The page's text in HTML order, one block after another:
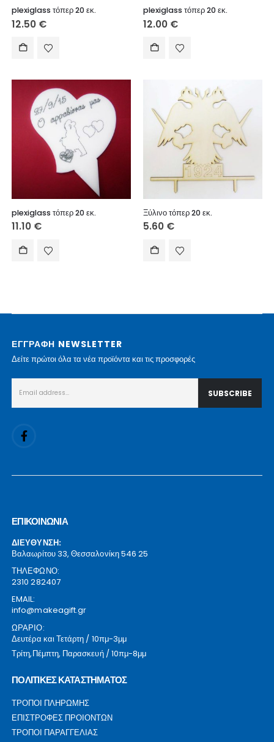
plexiglass τόπερ 20 εκ.
12.50 €
plexiglass τόπερ 20 εκ.
12.00 €
plexiglass τόπερ 20 εκ.
11.10 €
Ξύλινο τόπερ 20 εκ.
5.60 €
ΕΓΓΡΑΦΗ NEWSLETTER
Δείτε πρώτοι όλα τα νέα προϊόντα και τις προσφορές
ΕΠΙΚΟΙΝΩΝΙΑ
ΔΙΕΥΘΥΝΣΗ:
Βαλαωρίτου 33, Θεσσαλονίκη 546 25
ΤΗΛΕΦΩΝΟ:
2310 282407
EMAIL:
info@makeagift.gr
ΩΡΑΡΙΟ:
Δευτέρα και Τετάρτη / 10πμ-3μμ
Τρίτη,Πέμπτη, Παρασκευή / 10πμ-8μμ
ΠΟΛΙΤΙΚΕΣ ΚΑΤΑΣΤΗΜΑΤΟΣ
ΤΡΟΠΟΙ ΠΛΗΡΩΜΗΣ
ΕΠΙΣΤΡΟΦΕΣ ΠΡΟΙΟΝΤΩΝ
ΤΡΟΠΟΙ ΠΑΡΑΓΓΕΛΙΑΣ